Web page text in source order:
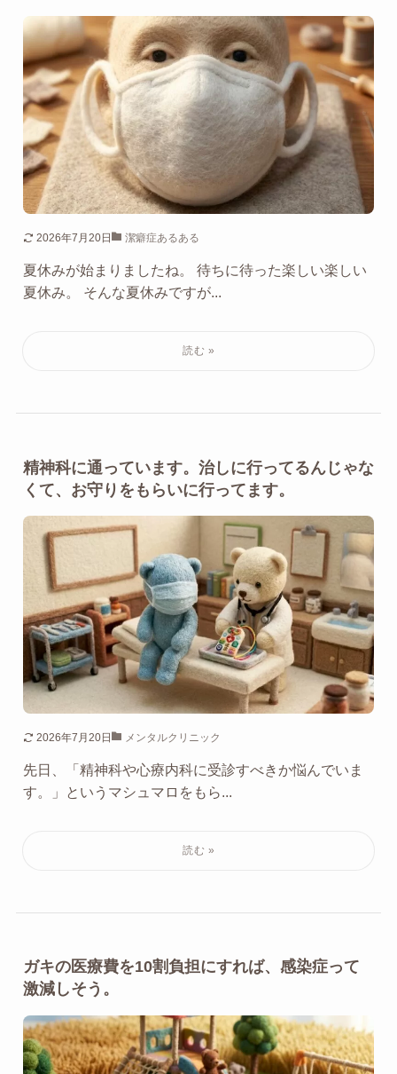
2026年7月20日 潔癖症あるある
夏休みが始まりましたね。 待ちに待った楽しい楽しい
夏休み。 そんな夏休みですが...
精神科に通っています。治しに行ってるんじゃな
くて、お守りをもらいに行ってます。
2026年7月20日 メンタルクリニック
先日、「精神科や心療内科に受診すべきか悩んでいま
す。」というマシュマロをもら...
ガキの医療費を10割負担にすれば、感染症って
激減しそう。